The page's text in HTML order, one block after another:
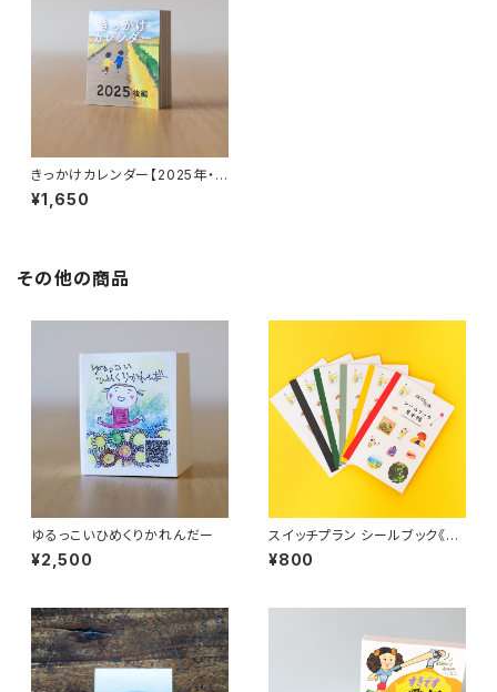
きっかけカレンダー【2025年・
後編】
¥1,650
その他の商品
ゆるっこいひめくりかれんだー
¥2,500
スイッチプラン シールブック《見
本帳》
¥800